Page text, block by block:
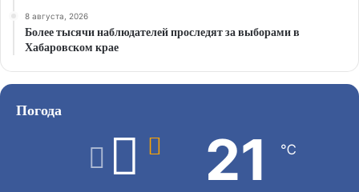
8 августа, 2026
Более тысячи наблюдателей проследят за выборами в
Хабаровском крае
Погода
21 ℃